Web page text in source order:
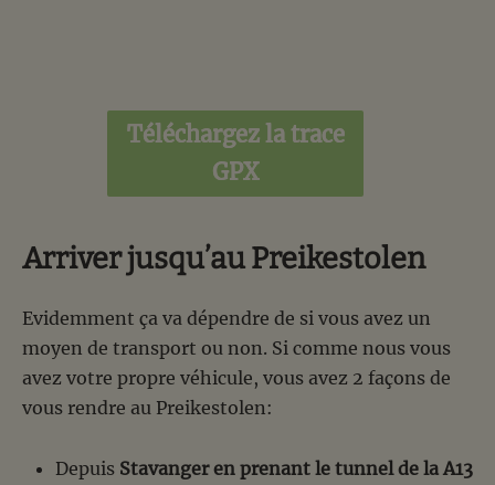
Téléchargez la trace
GPX
Arriver jusqu’au Preikestolen
Evidemment ça va dépendre de si vous avez un
moyen de transport ou non. Si comme nous vous
avez votre propre véhicule, vous avez 2 façons de
vous rendre au Preikestolen:
Depuis Stavanger en prenant le tunnel de la A13